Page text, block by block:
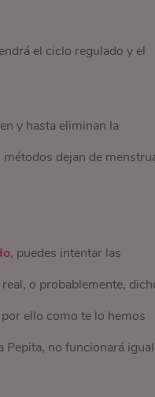
el ciclo regulado y el
y hasta eliminan la
dejan de
, puedes intentar las
o probablemente,
ello como te lo hemos
Pepita, no funcionará igual